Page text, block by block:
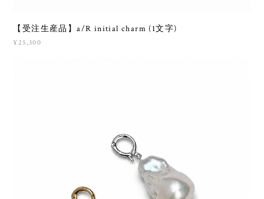
【受注生産品】a/R initial charm (1文字)
¥25,300